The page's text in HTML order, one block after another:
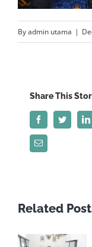
Byadmin utama |
Share This
FacebookTwitter
Email
Related